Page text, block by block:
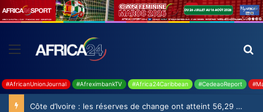
#AfricanUnionJournal #AfreximbankTV #Africa24Caribbean #CedeaoReport
Côte d’Ivoire : les réserves de change ont atteint 56,29 milliards USD en juillet